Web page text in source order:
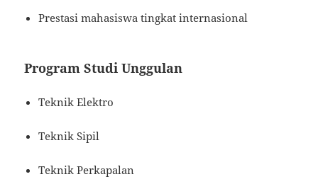
Prestasi mahasiswa tingkat internasional
Program Studi Unggulan
Teknik Elektro
Teknik Sipil
Teknik Perkapalan